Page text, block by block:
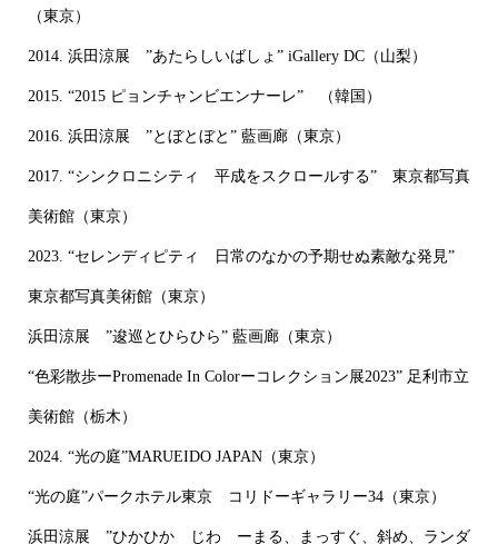
（東京）
2014. 浜田涼展 ”あたらしいばしょ” iGallery DC（山梨）
2015. “2015 ピョンチャンビエンナーレ” （韓国）
2016. 浜田涼展 ”とぼとぼと” 藍画廊（東京）
2017. “シンクロニシティ 平成をスクロールする” 東京都写真
美術館（東京）
2023. “セレンディピティ 日常のなかの予期せぬ素敵な発見”
東京都写真美術館（東京）
浜田涼展 ”逡巡とひらひら” 藍画廊（東京）
“色彩散歩ーPromenade In Colorーコレクション展2023” 足利市立
美術館（栃木）
2024. “光の庭”MARUEIDO JAPAN（東京）
“光の庭”パークホテル東京 コリドーギャラリー34（東京）
浜田涼展 ”ひかひか じわ ーまる、まっすぐ、斜め、ランダ